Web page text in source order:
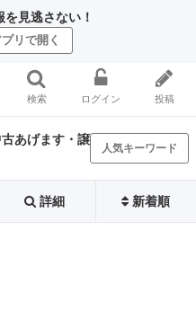
見逃さない！
リで開く
検索 ログイン 投稿
あげます・譲
人気キーワード
詳細 新着順